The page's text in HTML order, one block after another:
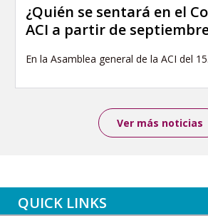
¿Quién se sentará en el
ACI a partir de
En la Asamblea general de la ACI del
Ver más noticias
QUICK LINKS